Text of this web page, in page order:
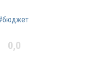
0,0